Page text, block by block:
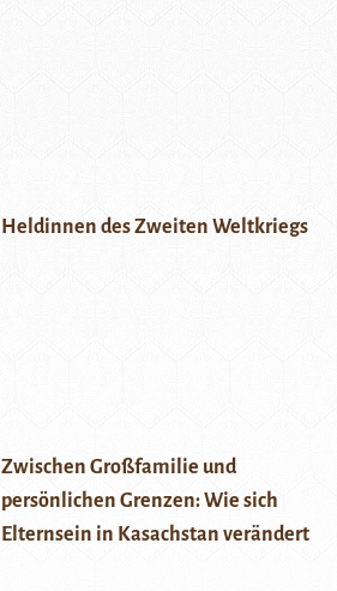
Heldinnen des Zweiten Weltkriegs
Zwischen Großfamilie und
persönlichen Grenzen: Wie sich
Elternsein in Kasachstan verändert